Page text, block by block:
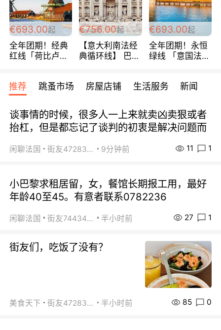
€693.00起
全年团期！经典
红线「荷比卢德
天！巴黎上下！
包拼房~
€756.00起
【意大利南法经
典循环线】 巴黎
宾馆 108欧/天起
€693.00起
全年团期！永恒
绿线 「意国法
欧/天起 ~包拼房
推荐 跳蚤市场 房屋店铺 生活服务 新闻
谈事情的时候，很多人一上来就卖凶卖狠或者
抬杠，但是都忘记了谈判的初衷是解决问题而
闲聊法国 街友472838572 9分钟前 11 1
小巴黎求租居留，女，餐馆长期报工用，最好
年龄40至45。有意者联系0782236
闲聊法国 街友74434350 半小时前 27 1
街友们，吃饭了没有？
美食天下 街友472838572 半小时前 85 0